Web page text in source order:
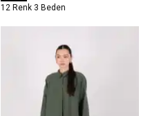
12 Renk 3 Beden